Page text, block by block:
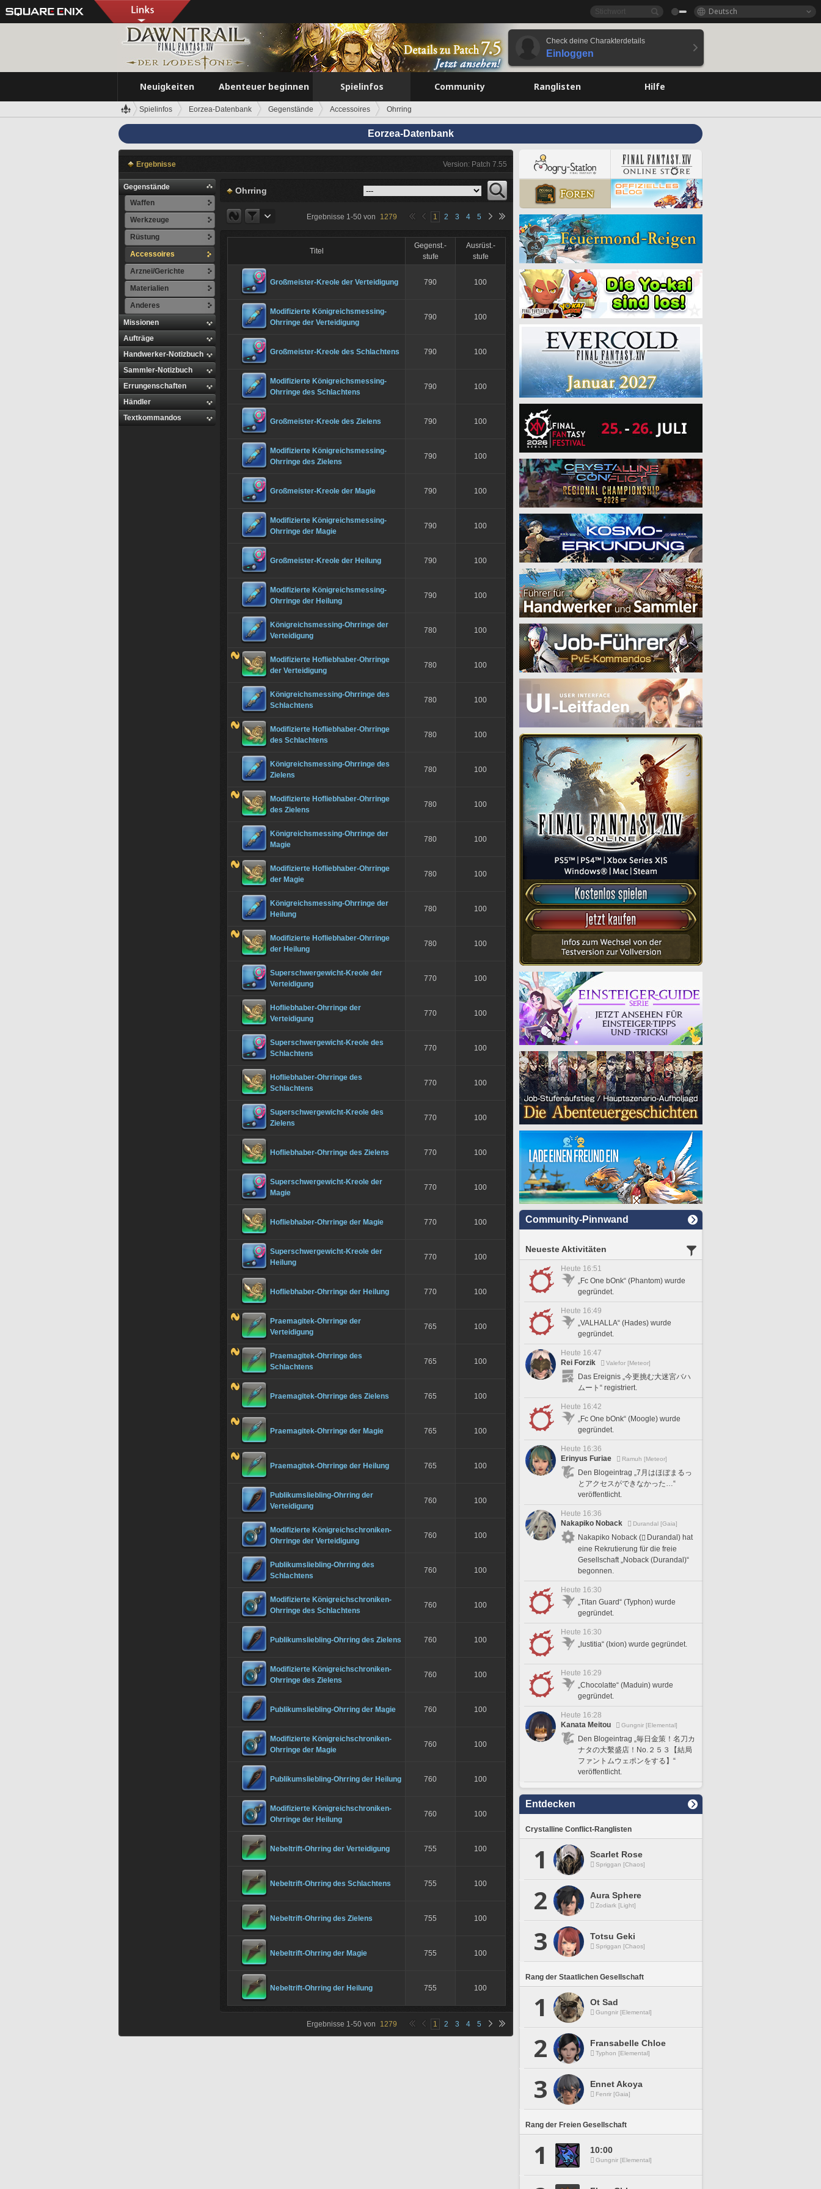
Deutsch
Check deine Charakterdetails
Einloggen
Neuigkeiten Abenteuer beginnen Spielinfos Community Ranglisten Hilfe
Spielinfos Eorzea-Datenbank Gegenstände Accessoires Ohrring
Eorzea-Datenbank
Ergebnisse Version: Patch 7.55
Gegenstände
Waffen
Werkzeuge
Rüstung
Accessoires
Arznei/Gerichte
Materialien
Anderes
Missionen
Aufträge
Handwerker-Notizbuch
Sammler-Notizbuch
Errungenschaften
Händler
Textkommandos
Ohrring
Ergebnisse 1-50 von 1279 1 2 3 4 5
Titel
Gegenst.-
stufe
Ausrüst.-
stufe
Großmeister-Kreole der Verteidigung 790 100
Modifizierte Königreichsmessing-
Ohrringe der Verteidigung
790 100
Großmeister-Kreole des Schlachtens 790 100
Modifizierte Königreichsmessing-
Ohrringe des Schlachtens
790 100
Großmeister-Kreole des Zielens 790 100
Modifizierte Königreichsmessing-
Ohrringe des Zielens
790 100
Großmeister-Kreole der Magie 790 100
Modifizierte Königreichsmessing-
Ohrringe der Magie
790 100
Großmeister-Kreole der Heilung 790 100
Modifizierte Königreichsmessing-
Ohrringe der Heilung
790 100
Königreichsmessing-Ohrringe der
Verteidigung
780 100
Modifizierte Hofliebhaber-Ohrringe
der Verteidigung
780 100
Königreichsmessing-Ohrringe des
Schlachtens
780 100
Modifizierte Hofliebhaber-Ohrringe
des Schlachtens
780 100
Königreichsmessing-Ohrringe des
Zielens
780 100
Modifizierte Hofliebhaber-Ohrringe
des Zielens
780 100
Königreichsmessing-Ohrringe der
Magie
780 100
Modifizierte Hofliebhaber-Ohrringe
der Magie
780 100
Königreichsmessing-Ohrringe der
Heilung
780 100
Modifizierte Hofliebhaber-Ohrringe
der Heilung
780 100
Superschwergewicht-Kreole der
Verteidigung
770 100
Hofliebhaber-Ohrringe der
Verteidigung
770 100
Superschwergewicht-Kreole des
Schlachtens
770 100
Hofliebhaber-Ohrringe des
Schlachtens
770 100
Superschwergewicht-Kreole des
Zielens
770 100
Hofliebhaber-Ohrringe des Zielens 770 100
Superschwergewicht-Kreole der
Magie
770 100
Hofliebhaber-Ohrringe der Magie 770 100
Superschwergewicht-Kreole der
Heilung
770 100
Hofliebhaber-Ohrringe der Heilung 770 100
Praemagitek-Ohrringe der
Verteidigung
765 100
Praemagitek-Ohrringe des
Schlachtens
765 100
Praemagitek-Ohrringe des Zielens 765 100
Praemagitek-Ohrringe der Magie 765 100
Praemagitek-Ohrringe der Heilung 765 100
Publikumsliebling-Ohrring der
Verteidigung
760 100
Modifizierte Königreichschroniken-
Ohrringe der Verteidigung
760 100
Publikumsliebling-Ohrring des
Schlachtens
760 100
Modifizierte Königreichschroniken-
Ohrringe des Schlachtens
760 100
Publikumsliebling-Ohrring des Zielens 760 100
Modifizierte Königreichschroniken-
Ohrringe des Zielens
760 100
Publikumsliebling-Ohrring der Magie 760 100
Modifizierte Königreichschroniken-
Ohrringe der Magie
760 100
Publikumsliebling-Ohrring der Heilung 760 100
Modifizierte Königreichschroniken-
Ohrringe der Heilung
760 100
Nebeltrift-Ohrring der Verteidigung 755 100
Nebeltrift-Ohrring des Schlachtens 755 100
Nebeltrift-Ohrring des Zielens 755 100
Nebeltrift-Ohrring der Magie 755 100
Nebeltrift-Ohrring der Heilung 755 100
Ergebnisse 1-50 von 1279 1 2 3 4 5
Community-Pinnwand
Neueste Aktivitäten
Heute 16:51
„Fc One bOnk“ (Phantom) wurde
gegründet.
Heute 16:49
„VALHALLA“ (Hades) wurde
gegründet.
Heute 16:47
Rei Forzik
Valefor [Meteor]
Das Ereignis „今更挑む大迷宮バハ
ムート“ registriert.
Heute 16:42
„Fc One bOnk“ (Moogle) wurde
gegründet.
Heute 16:36
Erinyus Furiae
Ramuh [Meteor]
Den Blogeintrag „7月はほぼまるっ
とアクセスができなかった…“
veröffentlicht.
Heute 16:36
Nakapiko Noback
Durandal [Gaia]
Nakapiko Noback (
Durandal) hat
eine Rekrutierung für die freie
Gesellschaft „Noback (Durandal)“
begonnen.
Heute 16:30
„Titan Guard“ (Typhon) wurde
gegründet.
Heute 16:30
„lustitia“ (Ixion) wurde gegründet.
Heute 16:29
„Chocolatte“ (Maduin) wurde
gegründet.
Heute 16:28
Kanata Meitou
Gungnir [Elemental]
Den Blogeintrag „毎日金策！名刀カ
ナタの大繫盛店！No.２５３【結局
ファントムウェポンをする】“
veröffentlicht.
Entdecken
Crystalline Conflict-Ranglisten
1 Scarlet Rose
Spriggan [Chaos]
2 Aura Sphere
Zodiark [Light]
3 Totsu Geki
Spriggan [Chaos]
Rang der Staatlichen Gesellschaft
1 Ot Sad
Gungnir [Elemental]
2 Fransabelle Chloe
Typhon [Elemental]
3 Ennet Akoya
Fenrir [Gaia]
Rang der Freien Gesellschaft
1 10:00
Gungnir [Elemental]